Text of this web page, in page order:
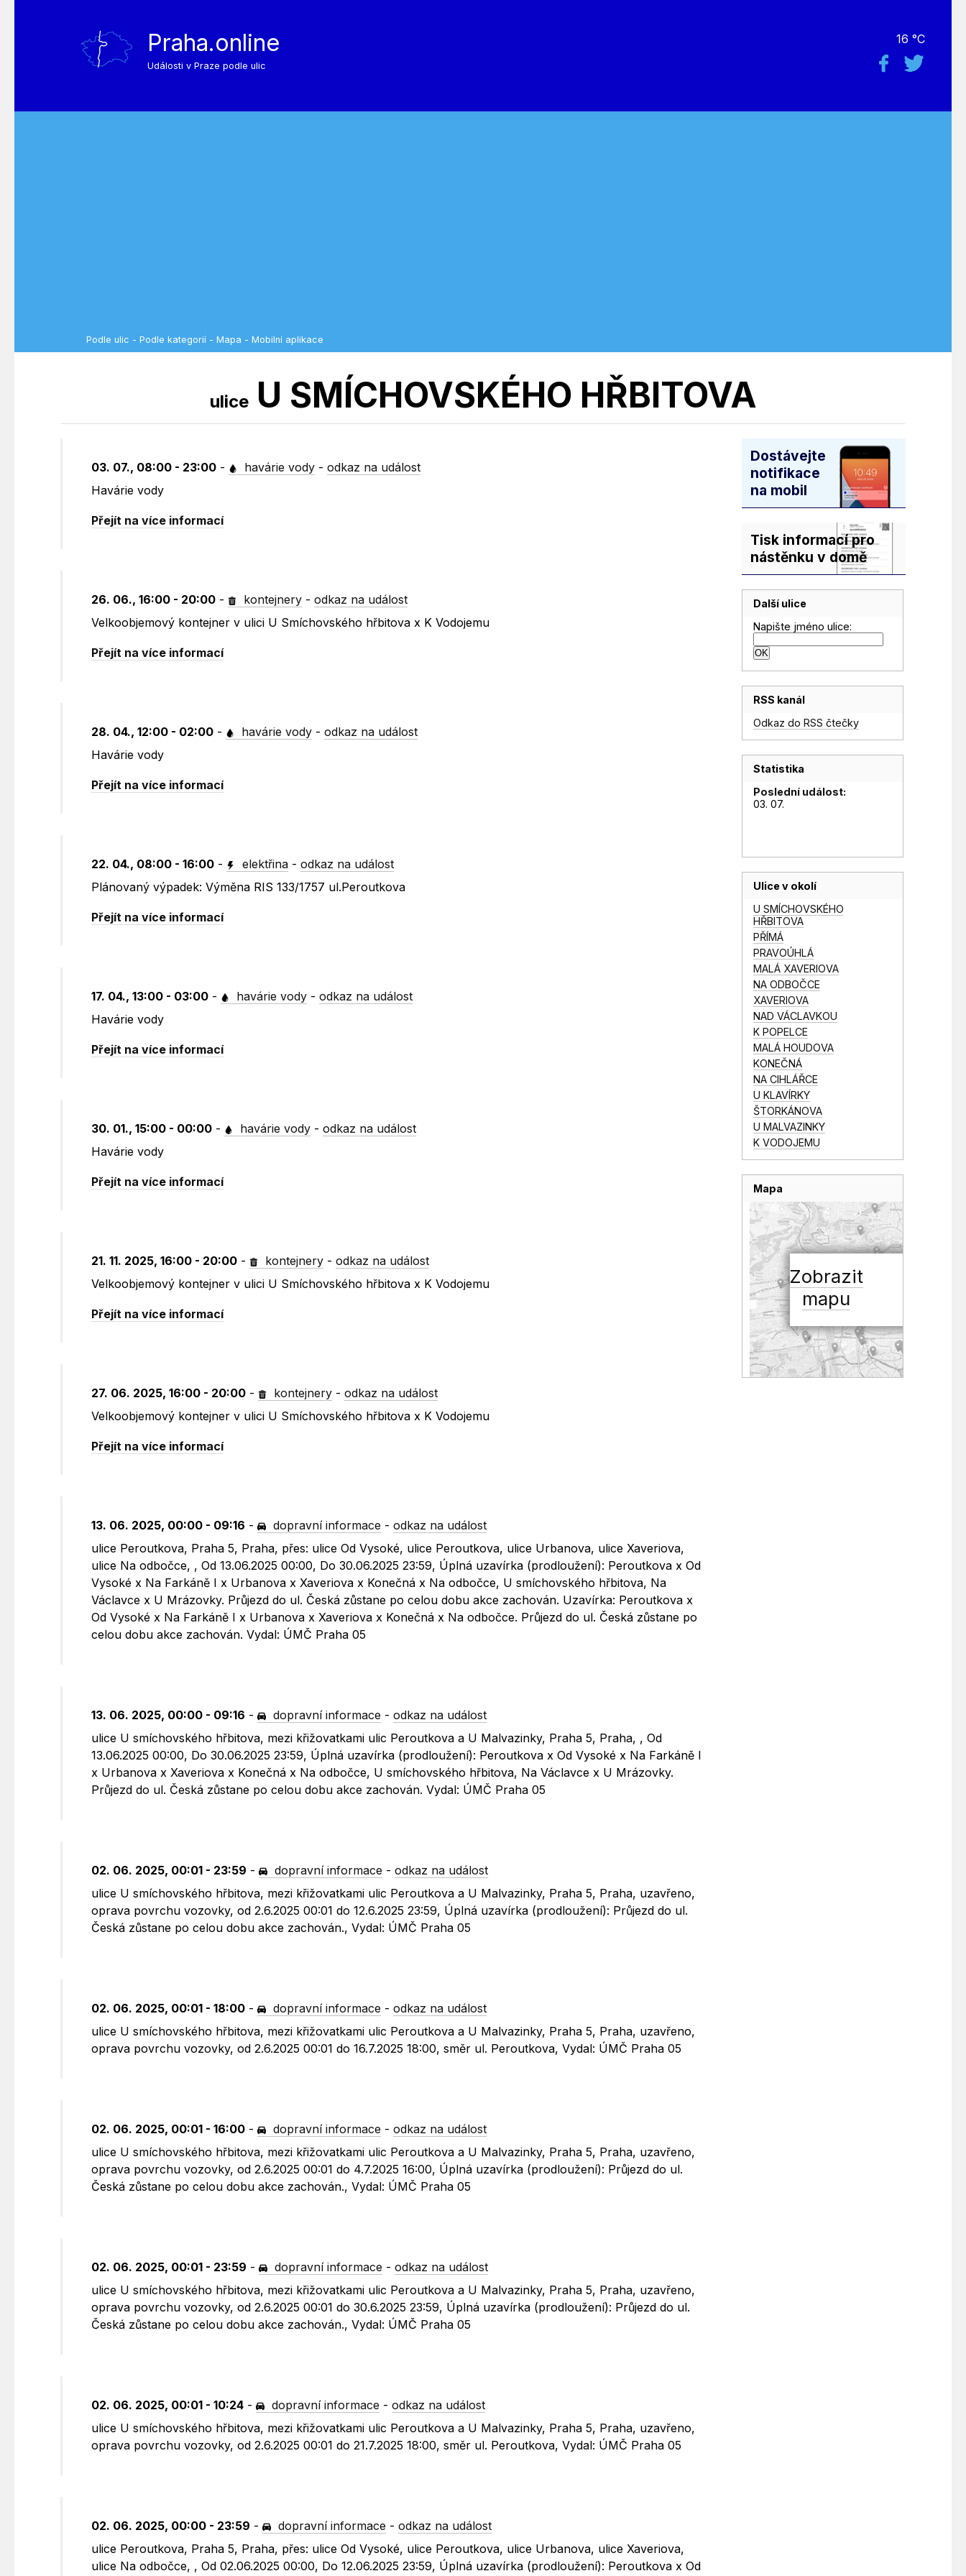
Praha.online
Události v Praze podle ulic
16 °C
Podle ulic - Podle kategorií - Mapa - Mobilní aplikace
uliceU SMÍCHOVSKÉHO HŘBITOVA
03. 07., 08:00 - 23:00 - havárie vody -odkaz na událost
Havárie vody
Přejít na více informací
26. 06., 16:00 - 20:00 - kontejnery -odkaz na událost
Velkoobjemový kontejner v ulici U Smíchovského hřbitova x K Vodojemu
Přejít na více informací
28. 04., 12:00 - 02:00 - havárie vody -odkaz na událost
Havárie vody
Přejít na více informací
22. 04., 08:00 - 16:00 - elektřina -odkaz na událost
Plánovaný výpadek: Výměna RIS 133/1757 ul.Peroutkova
Přejít na více informací
17. 04., 13:00 - 03:00 - havárie vody -odkaz na událost
Havárie vody
Přejít na více informací
30. 01., 15:00 - 00:00 - havárie vody -odkaz na událost
Havárie vody
Přejít na více informací
21. 11. 2025, 16:00 - 20:00 - kontejnery -odkaz na událost
Velkoobjemový kontejner v ulici U Smíchovského hřbitova x K Vodojemu
Přejít na více informací
27. 06. 2025, 16:00 - 20:00 - kontejnery -odkaz na událost
Velkoobjemový kontejner v ulici U Smíchovského hřbitova x K Vodojemu
Přejít na více informací
13. 06. 2025, 00:00 - 09:16 - dopravní informace -odkaz na událost
ulice Peroutkova, Praha 5, Praha, přes: ulice Od Vysoké, ulice Peroutkova, ulice Urbanova, ulice Xaveriova,
ulice Na odbočce, , Od 13.06.2025 00:00, Do 30.06.2025 23:59, Úplná uzavírka (prodloužení): Peroutkova x Od
Vysoké x Na Farkáně I x Urbanova x Xaveriova x Konečná x Na odbočce, U smíchovského hřbitova, Na
Václavce x U Mrázovky. Průjezd do ul. Česká zůstane po celou dobu akce zachován. Uzavírka: Peroutkova x
Od Vysoké x Na Farkáně I x Urbanova x Xaveriova x Konečná x Na odbočce. Průjezd do ul. Česká zůstane po
celou dobu akce zachován. Vydal: ÚMČ Praha 05
13. 06. 2025, 00:00 - 09:16 - dopravní informace -odkaz na událost
ulice U smíchovského hřbitova, mezi křižovatkami ulic Peroutkova a U Malvazinky, Praha 5, Praha, , Od
13.06.2025 00:00, Do 30.06.2025 23:59, Úplná uzavírka (prodloužení): Peroutkova x Od Vysoké x Na Farkáně I
x Urbanova x Xaveriova x Konečná x Na odbočce, U smíchovského hřbitova, Na Václavce x U Mrázovky.
Průjezd do ul. Česká zůstane po celou dobu akce zachován. Vydal: ÚMČ Praha 05
02. 06. 2025, 00:01 - 23:59 - dopravní informace -odkaz na událost
ulice U smíchovského hřbitova, mezi křižovatkami ulic Peroutkova a U Malvazinky, Praha 5, Praha, uzavřeno,
oprava povrchu vozovky, od 2.6.2025 00:01 do 12.6.2025 23:59, Úplná uzavírka (prodloužení): Průjezd do ul.
Česká zůstane po celou dobu akce zachován., Vydal: ÚMČ Praha 05
02. 06. 2025, 00:01 - 18:00 - dopravní informace -odkaz na událost
ulice U smíchovského hřbitova, mezi křižovatkami ulic Peroutkova a U Malvazinky, Praha 5, Praha, uzavřeno,
oprava povrchu vozovky, od 2.6.2025 00:01 do 16.7.2025 18:00, směr ul. Peroutkova, Vydal: ÚMČ Praha 05
02. 06. 2025, 00:01 - 16:00 - dopravní informace -odkaz na událost
ulice U smíchovského hřbitova, mezi křižovatkami ulic Peroutkova a U Malvazinky, Praha 5, Praha, uzavřeno,
oprava povrchu vozovky, od 2.6.2025 00:01 do 4.7.2025 16:00, Úplná uzavírka (prodloužení): Průjezd do ul.
Česká zůstane po celou dobu akce zachován., Vydal: ÚMČ Praha 05
02. 06. 2025, 00:01 - 23:59 - dopravní informace -odkaz na událost
ulice U smíchovského hřbitova, mezi křižovatkami ulic Peroutkova a U Malvazinky, Praha 5, Praha, uzavřeno,
oprava povrchu vozovky, od 2.6.2025 00:01 do 30.6.2025 23:59, Úplná uzavírka (prodloužení): Průjezd do ul.
Česká zůstane po celou dobu akce zachován., Vydal: ÚMČ Praha 05
02. 06. 2025, 00:01 - 10:24 - dopravní informace -odkaz na událost
ulice U smíchovského hřbitova, mezi křižovatkami ulic Peroutkova a U Malvazinky, Praha 5, Praha, uzavřeno,
oprava povrchu vozovky, od 2.6.2025 00:01 do 21.7.2025 18:00, směr ul. Peroutkova, Vydal: ÚMČ Praha 05
02. 06. 2025, 00:00 - 23:59 - dopravní informace -odkaz na událost
ulice Peroutkova, Praha 5, Praha, přes: ulice Od Vysoké, ulice Peroutkova, ulice Urbanova, ulice Xaveriova,
ulice Na odbočce, , Od 02.06.2025 00:00, Do 12.06.2025 23:59, Úplná uzavírka (prodloužení): Peroutkova x Od
Dostávejte
notifikace
na mobil
Tisk informací pro
nástěnku v domě
Další ulice
Napište jméno ulice:
RSS kanál
Odkaz do RSS čtečky
Statistika
Poslední událost:
03. 07.
Ulice v okolí
U SMÍCHOVSKÉHO
HŘBITOVA
PŘÍMÁ
PRAVOÚHLÁ
MALÁ XAVERIOVA
NA ODBOČCE
XAVERIOVA
NAD VÁCLAVKOU
K POPELCE
MALÁ HOUDOVA
KONEČNÁ
NA CIHLÁŘCE
U KLAVÍRKY
ŠTORKÁNOVA
U MALVAZINKY
K VODOJEMU
Mapa
Zobrazit
mapu